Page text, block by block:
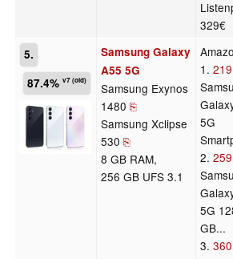
329€
5.
87.4%v7 (old)
Samsung Galaxy
A55 5G
Samsung Exynos
1480 ⎘
Samsung Xclipse
530 ⎘
8 GB RAM,
256 GB UFS 3.1
1.
5G
2.
5G
GB...
3.